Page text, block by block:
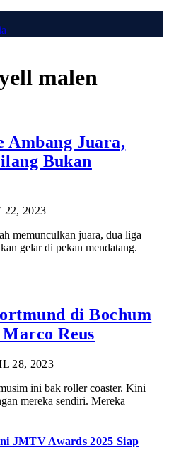
malen
Ambang Juara,
Bukan
22, 2023
memunculkan juara, dua liga
gelar di pekan mendatang.
di Bochum
Reus
28, 2023
ini bak roller coaster. Kini
mereka sendiri. Mereka
JMTV Awards 2025 Siap